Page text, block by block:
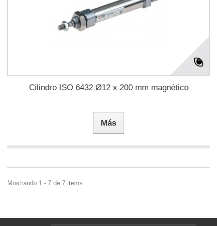
Cilindro ISO 6432 Ø12 x 200 mm magnético
Más
Mostrando 1 - 7 de 7 items